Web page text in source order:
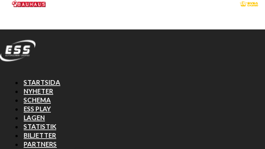
Hoppa till huvudinnehåll
STARTSIDA
NYHETER
SCHEMA
ESS PLAY
LAGEN
STATISTIK
BILJETTER
PARTNERS